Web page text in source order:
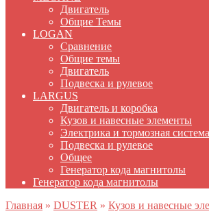
Двигатель
Общие Темы
LOGAN
Сравнение
Общие темы
Двигатель
Подвеска и рулевое
LARGUS
Двигатель и коробка
Кузов и навесные элементы
Электрика и тормозная система
Подвеска и рулевое
Общее
Генератор кода магнитолы
Генератор кода магнитолы
Главная » DUSTER » Кузов и навесные